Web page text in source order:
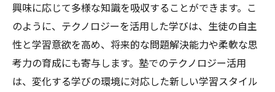
興味に応じて多様な知識を吸収することができます。こ
のように、テクノロジーを活用した学びは、生徒の自主
性と学習意欲を高め、将来的な問題解決能力や柔軟な思
考力の育成にも寄与します。塾でのテクノロジー活用
は、変化する学びの環境に対応した新しい学習スタイル